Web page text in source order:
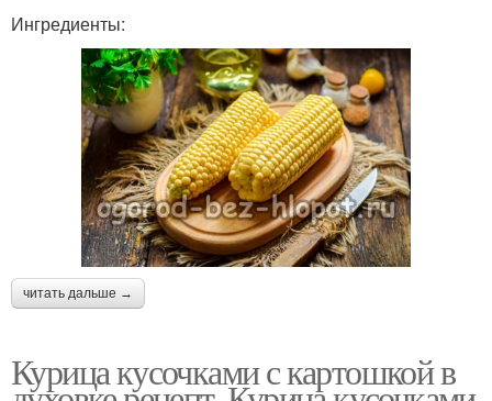
Ингредиенты:
читать дальше →
Курица кусочками с картошкой в